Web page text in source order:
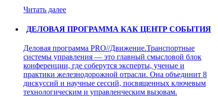
Читать далее
ДЕЛОВАЯ ПРОГРАММА КАК ЦЕНТР СОБЫТИЯ
Деловая программа PRO//Движение.Транспортные
системы управления — это главный смысловой блок
конференции, где соберутся эксперты, ученые и
практики железнодорожной отрасли. Она объединит 8
дискуссий и научные сессий, посвященных ключевым
технологическим и управленческим вызовам.